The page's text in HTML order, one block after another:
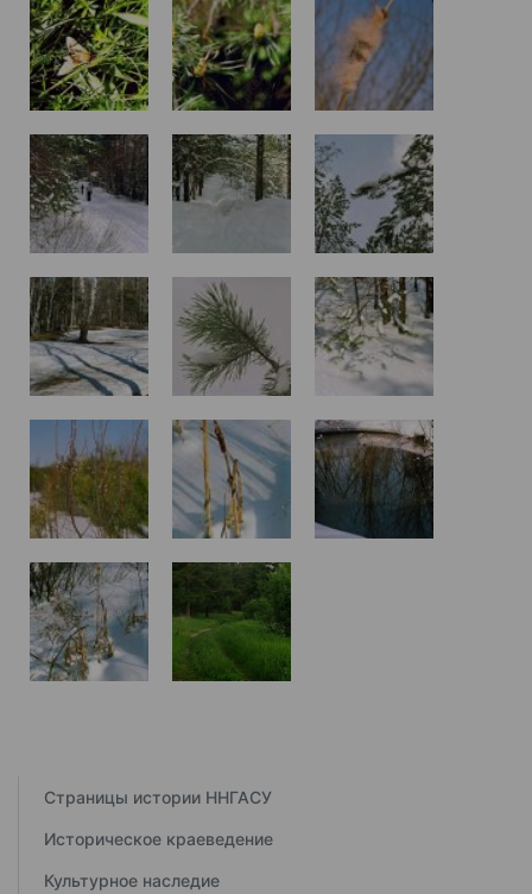
Страницы истории ННГАСУ
Историческое краеведение
Культурное наследие